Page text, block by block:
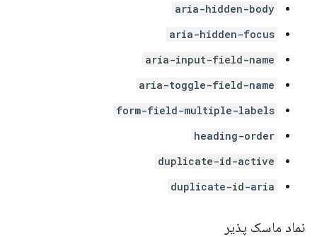
aria-hidden-body
aria-hidden-focus
aria-input-field-name
aria-toggle-field-name
form-field-multiple-labels
heading-order
duplicate-id-active
duplicate-id-aria
نماد ماسک پذیر